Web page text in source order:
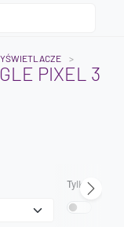
0 zł
PIXEL 3
Tylko